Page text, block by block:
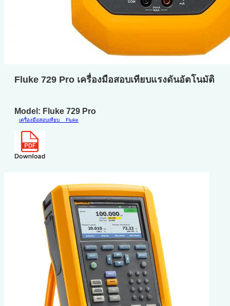
Fluke 729 Pro เครื่องมือสอบเทียบแรงดันอัตโนมัติ
Model: Fluke 729 Pro
เครื่องมือสอบเทียบ Fluke